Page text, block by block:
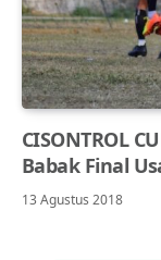
CISONTROL
Babak Final
13 Agustus 2018